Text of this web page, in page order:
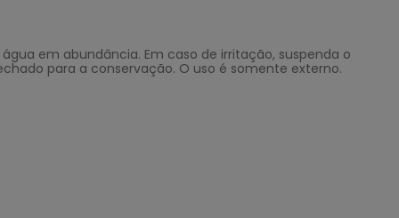
em abundância. Em caso de irritação, suspenda o
para a conservação. O uso é somente externo.